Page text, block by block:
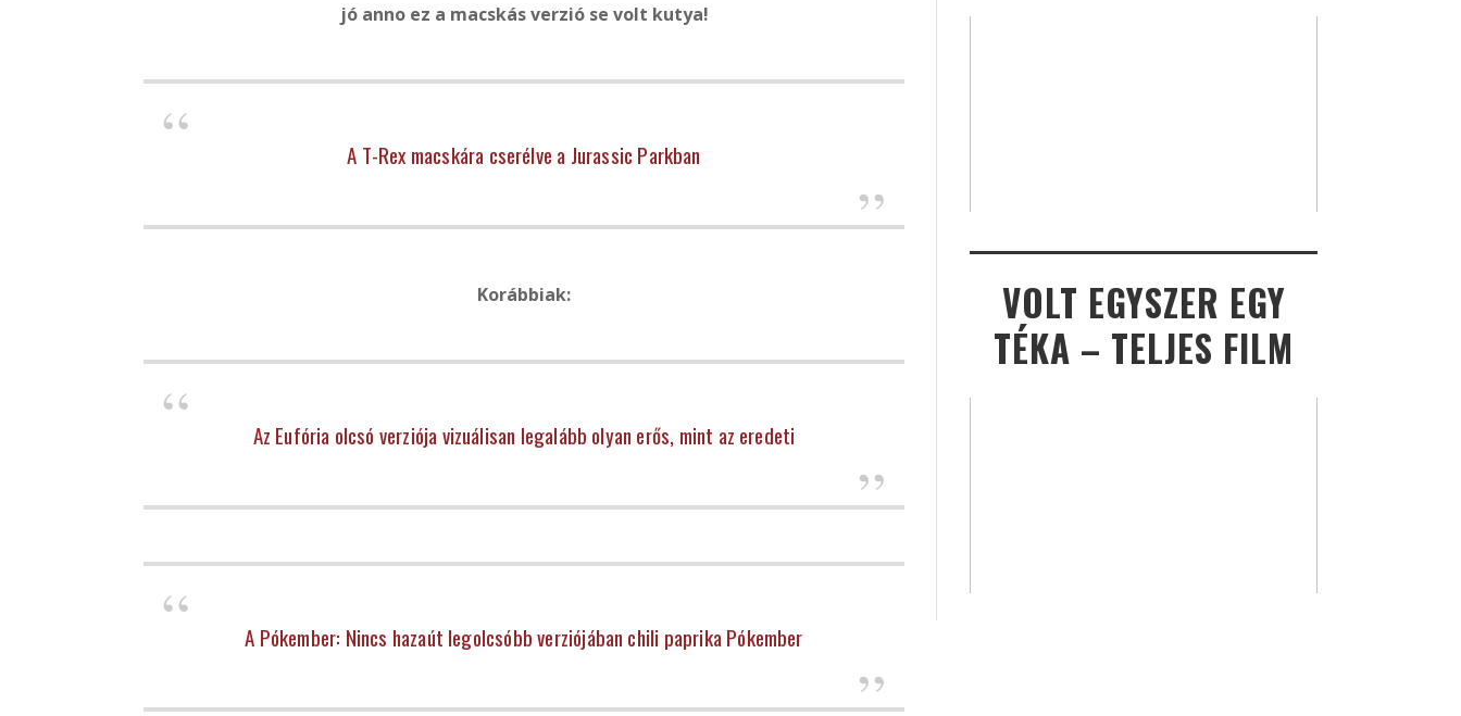
jó anno ez a macskás verzió se volt kutya!
A T-Rex macskára cserélve a Jurassic Parkban
Korábbiak:
Az Eufória olcsó verziója vizuálisan legalább olyan erős, mint az eredeti
A Pókember: Nincs hazaút legolcsóbb verziójában chili paprika Pókember
VOLT EGYSZER EGY
TÉKA – TELJES FILM